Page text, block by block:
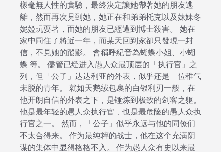
樣毫無人性的實驗，最終決定讓她帶著她的朋友逃
離，然而再次見到她，她正在和弟弟托克以及妹妹冬
妮婭玩耍著，而她的朋友已經遭到博士殺害。 她在
家中同住了將近一年，而某天回到家卻只發現一封
信，不見她的蹤影。 會稱呼紀音為蝴蝶小姐、小蝴
蝶 等。 儘管已经进入愚人众最顶层的「执行官」之
列，但「公子」达达利亚的外表，似乎还是一位稚气
未脱的青年。 就如天鹅绒包裹的白银利刃一般，在
他开朗自信的外表之下，是锤炼到极致的剑客之躯。
他是最年轻的愚人众执行官，也是最危险的愚人众执
行官之一。 然而，「公子」似乎永远与他的同僚们
不太合得来。 作为最纯粹的战士，他在这个充满阴
谋的集体中显得格格不入。 作为愚人众有史以来最